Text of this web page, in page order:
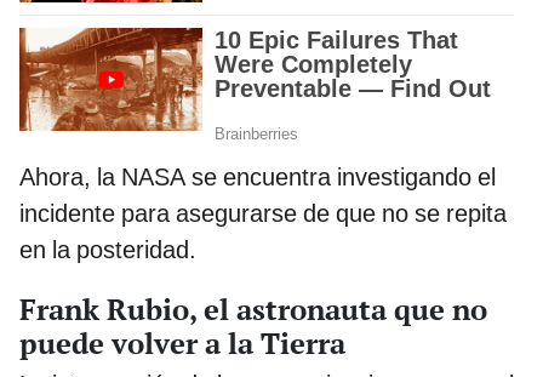
Ahora, la NASA se encuentra investigando el
incidente para asegurarse de que no se repita
en la posteridad.
Frank Rubio, el astronauta que no
puede volver a la Tierra